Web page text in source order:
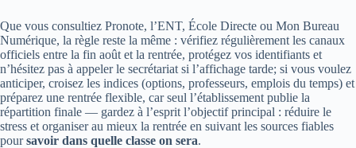
Que vous consultiez Pronote, l’ENT, École Directe ou Mon Bureau
Numérique, la règle reste la même : vérifiez régulièrement les canaux
officiels entre la fin août et la rentrée, protégez vos identifiants et
n’hésitez pas à appeler le secrétariat si l’affichage tarde; si vous voulez
anticiper, croisez les indices (options, professeurs, emplois du temps) et
préparez une rentrée flexible, car seul l’établissement publie la
répartition finale — gardez à l’esprit l’objectif principal : réduire le
stress et organiser au mieux la rentrée en suivant les sources fiables
poursavoir dans quelle classe on sera.